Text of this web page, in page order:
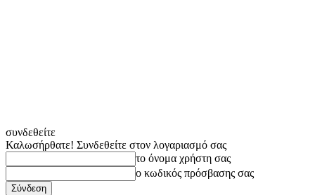
συνδεθείτε
Καλωσήρθατε! Συνδεθείτε στον λογαριασμό σας
το όνομα χρήστη σας
ο κωδικός πρόσβασης σας